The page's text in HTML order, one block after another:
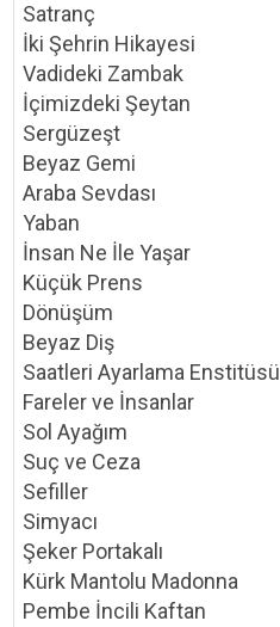
Satranç
İki Şehrin Hikayesi
Vadideki Zambak
İçimizdeki Şeytan
Sergüzeşt
Beyaz Gemi
Araba Sevdası
Yaban
İnsan Ne İle Yaşar
Küçük Prens
Dönüşüm
Beyaz Diş
Saatleri Ayarlama Enstitüsü
Fareler ve İnsanlar
Sol Ayağım
Suç ve Ceza
Sefiller
Simyacı
Şeker Portakalı
Kürk Mantolu Madonna
Pembe İncili Kaftan